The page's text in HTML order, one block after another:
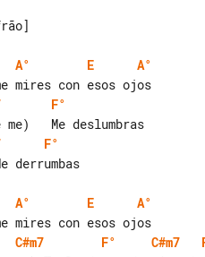
A° E
A°
F°
F°
A° E
A°
C#m7
F° C#m7